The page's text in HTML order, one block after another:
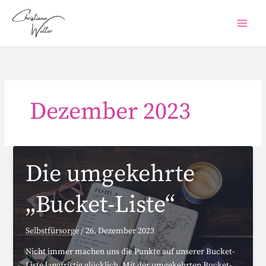
Inhalt
Dezember 2023
Die umgekehrte
„Bucket-Liste“
Selbstfürsorge/26. Dezember 2023
Nicht immer machen uns die Punkte auf unserer Bucket-